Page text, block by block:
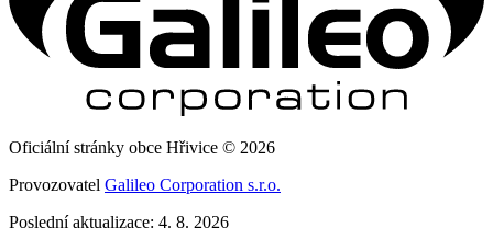
Oficiální stránky obce Hřivice © 2026
Provozovatel Galileo Corporation s.r.o.
Poslední aktualizace: 4. 8. 2026